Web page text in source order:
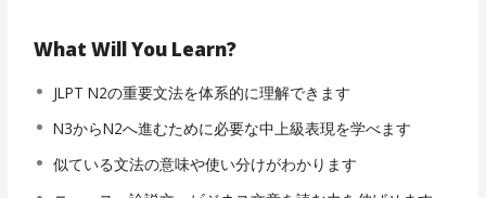
What Will You Learn?
JLPT N2の重要文法を体系的に理解できます
N3からN2へ進むために必要な中上級表現を学べます
似ている文法の意味や使い分けがわかります